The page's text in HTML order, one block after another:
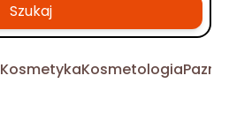
Szukaj
KosmetykaKosmetologia